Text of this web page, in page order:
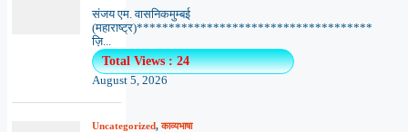
संजय एम. वासनिकमुम्बई
(महाराष्ट्र)*************************************
ज़ि...
Total Views : 24
August 5, 2026
Uncategorized,काव्यभाषा